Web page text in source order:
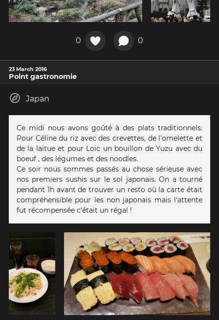
0 0
23 March 2016
Point gastronomie
Japan
Ce midi nous avons goûté à des plats traditionnels.
Pour Céline du riz avec des crevettes, de l'omelette et
de la laitue et pour Loic un bouillon de Yuzu avec du
boeuf , des légumes et des noodles.
Ce soir nous sommes passés au chose sérieuse avec
nos premiers sushis sur le sol japonais. On a tourné
pendant 1h avant de trouver un resto où la carte était
compréhensible pour les non japonais mais l'attente
fut récompensée c'était un régal !